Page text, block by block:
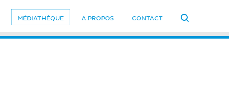
MÉDIATHÈQUE A PROPOS CONTACT